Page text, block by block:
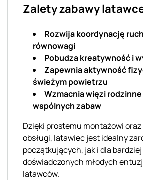
Zalety zabawy
Rozwija koordynację
równowagi
Pobudza kreatywność i
Zapewnia aktywność
świeżym powietrzu
Wzmacnia więzi
wspólnych zabaw
Dzięki prostemu montażowi oraz
obsługi, latawiec jest idealny
początkujących, jak i dla bardziej
doświadczonych młodych
latawców.